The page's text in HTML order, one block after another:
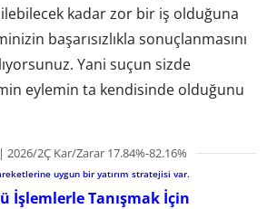
kadar zor bir iş olduğuna
başarısızlıkla sonuçlanmasını
Yani suçun sizde
eylemin ta kendisinde olduğunu
2Ç Kar/Zarar 17.84%-82.16%
uygun bir yatırım stratejisi var.
İşlemlerle Tanışmak İçin